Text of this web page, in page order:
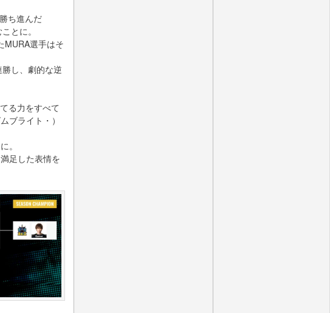
ち進んだ
とに。
MURA選手はそ
し、劇的な逆
る力をすべて
ブライト・）
。
足した表情を